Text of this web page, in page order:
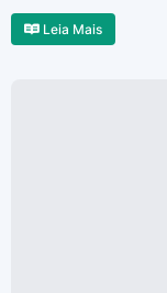
Leia Mais